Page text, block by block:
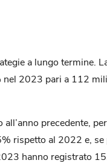
a lungo termine.
2023 pari a 112
precedente,
rispetto al 2022 e,
hanno registrato